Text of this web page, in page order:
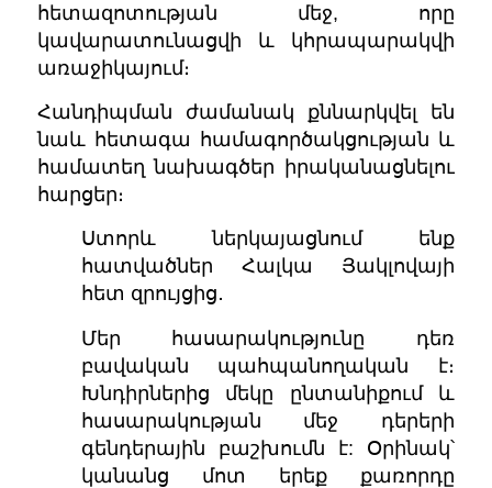
հետազոտության մեջ, որը
կավարատունացվի և կհրապարակվի
առաջիկայում։
Հանդիպման ժամանակ քննարկվել են
նաև հետագա համագործակցության և
համատեղ նախագծեր իրականացնելու
հարցեր։
Ստորև ներկայացնում ենք
հատվածներ Հալկա Յակլովայի
հետ զրույցից․
Մեր հասարակությունը դեռ
բավական պահպանողական է։
Խնդիրներից մեկը ընտանիքում և
հասարակության մեջ դերերի
գենդերային բաշխումն է: Օրինակ՝
կանանց մոտ երեք քառորդը